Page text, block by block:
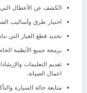
الكشف عن الأعطال التي
اختيار طرق وأساليب
تحديد قطع الغيار التي
برمجة جميع الأنظمة
تقديم التعليمات
اعمال الصيانة.
متابعة حالة السيارة